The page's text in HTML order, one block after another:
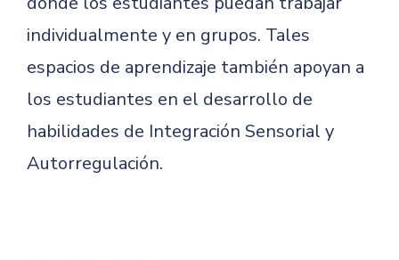
individualmente y en grupos. Tales
espacios de aprendizaje también apoyan a
los estudiantes en el desarrollo de
habilidades de Integración Sensorial y
Autorregulación.